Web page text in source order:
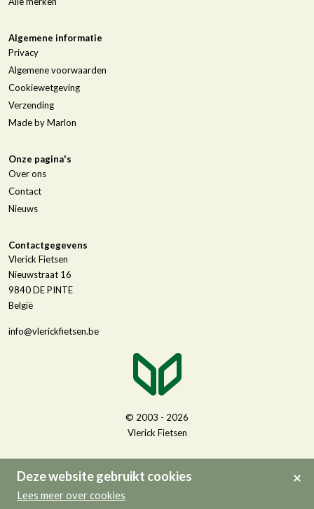
Deze website gebruikt cookies
Lees meer over cookies
Algemene informatie
Privacy
Algemene voorwaarden
Cookiewetgeving
Verzending
Made by Marlon
Onze pagina's
Over ons
Contact
Nieuws
Contactgegevens
Vlerick Fietsen
Nieuwstraat 16
9840DE PINTE
België
info@vlerickfietsen.be
© 2003 - 2026
Vlerick Fietsen